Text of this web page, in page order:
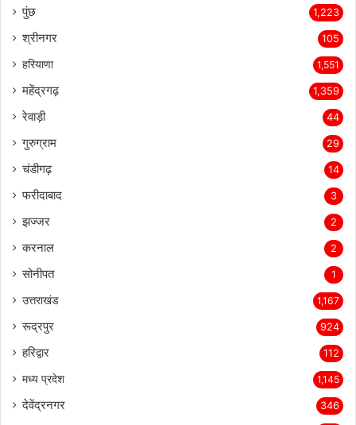
पुंछ 1,223
श्रीनगर 105
हरियाणा 1,551
महेंद्रगढ़ 1,359
रेवाड़ी 44
गुरुग्राम 29
चंडीगढ़ 14
फरीदाबाद 3
झज्जर 2
करनाल 2
सोनीपत 1
उत्तराखंड 1,167
रूद्रपुर 924
हरिद्वार 112
मध्य प्रदेश 1,145
देवेंद्रनगर 346